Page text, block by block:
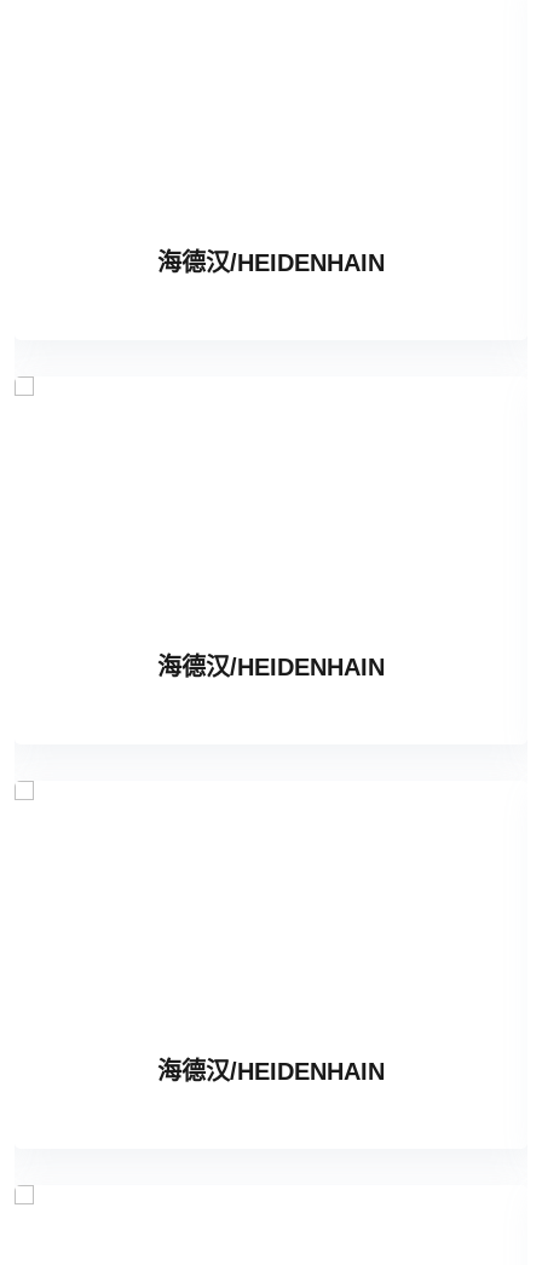
海德汉/HEIDENHAIN
海德汉/HEIDENHAIN
海德汉/HEIDENHAIN